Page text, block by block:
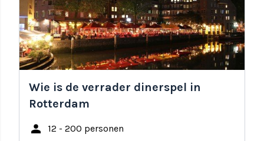
Wie is de verrader dinerspel in
Rotterdam
person 12 - 200 personen